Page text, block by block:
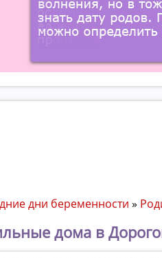
дни беременности »
дома в